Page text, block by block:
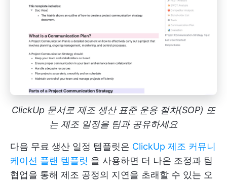
ClickUp 문서로 제조 생산 표준 운용 절차(SOP) 또
는 제조 일정을 팀과 공유하세요
다음 무료 생산 일정 템플릿은 ClickUp 제조 커뮤니
케이션 플랜 템플릿 을 사용하면 더 나은 조정과 팀
협업을 통해 제조 공정의 지연을 초래할 수 있는 오